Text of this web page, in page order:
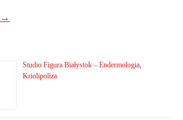
→
Studio Figura Białystok – Endermologia,
Kriolipoliza